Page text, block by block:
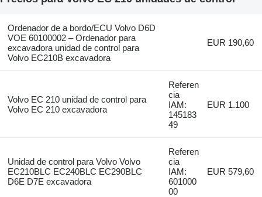
Ordenador de a bordo/ECU Volvo D6D
VOE 60100002 – Ordenador para
excavadora unidad de control para
Volvo EC210B excavadora
EUR 190,60
Volvo EC 210 unidad de control para
Volvo EC 210 excavadora
Referen
cia
IAM:
145183
49
EUR 1.100
Unidad de control para Volvo Volvo
EC210BLC EC240BLC EC290BLC
D6E D7E excavadora
Referen
cia
IAM:
601000
00
EUR 579,60